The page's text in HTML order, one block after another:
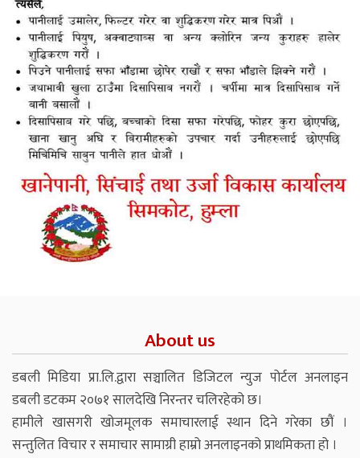
About us
डबली मिडिया प्रा.लि.द्वारा सञ्चालित डिजिटल न्युज पोर्टल अनलाइन
डबली डटकम २०७१ सालदेखि निरन्तर चलिरहेको छ।
हामीले खासगरी खोजमूलक समाचारलाई स्थान दिने गरेका छौं ।
सन्तुलित विचार र समाचार सामाग्री हाम्रो अनलाइनको प्राथमिकता हो ।